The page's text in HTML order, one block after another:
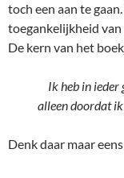
toch een aan te
toegankelijkheid van
De kern van het
Ik heb in ieder
alleen doordat
Denk daar maar